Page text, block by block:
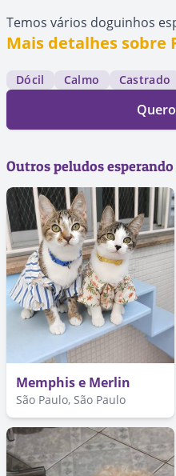
Temos vários doguinhos
Mais detalhes sobre
Dócil Calmo Castrado
Outros peludos
Memphis e Merlin
São Paulo, São Paulo